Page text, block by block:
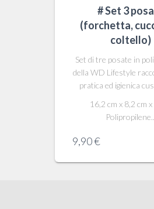
# Set 3
(forchetta,
coltello)
Set di tre posate in
della WD Lifestyle
pratica ed igienica
16,2 cm x 8,2 cm x
Polipropilene...
9,90€